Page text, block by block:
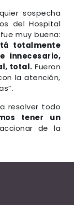
sospecha
del Hospital
muy buena:
totalmente
innecesario,
total. Fueron
la atención,
resolver todo
tener un
de la